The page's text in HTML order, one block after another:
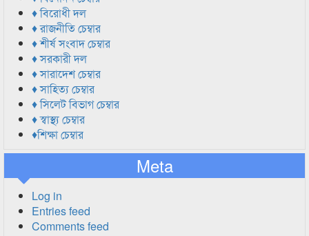
♦ বিরোধী দল
♦ রাজনীতি চেম্বার
♦ শীর্ষ সংবাদ চেম্বার
♦ সরকারী দল
♦ সারাদেশ চেম্বার
♦ সাহিত্য চেম্বার
♦ সিলেট বিভাগ চেম্বার
♦ স্বাস্থ্য চেম্বার
♦শিক্ষা চেম্বার
Meta
Log in
Entries feed
Comments feed